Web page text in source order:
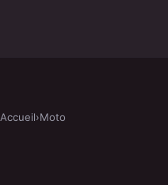
Accueil›Moto